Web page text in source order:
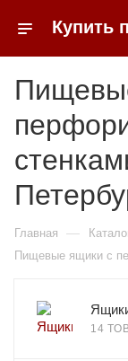
Главная —
Пищевые ящики с
14